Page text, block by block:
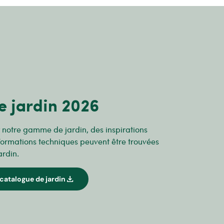
jardin 2026
notre gamme de jardin, des inspirations
techniques peuvent être trouvées
de jardin download